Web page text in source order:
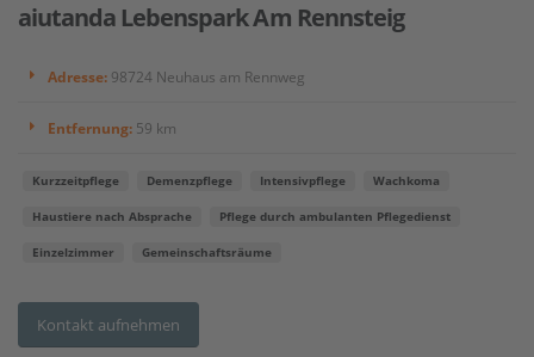
aiutanda Lebenspark Am Rennsteig
Adresse: 98724 Neuhaus am Rennweg
Entfernung: 59 km
Kurzzeitpflege Demenzpflege Intensivpflege Wachkoma
Haustiere nach Absprache Pflege durch ambulanten Pflegedienst
Einzelzimmer Gemeinschaftsräume
Kontakt aufnehmen